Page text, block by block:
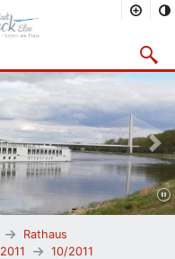
Rathaus
2011 10/2011